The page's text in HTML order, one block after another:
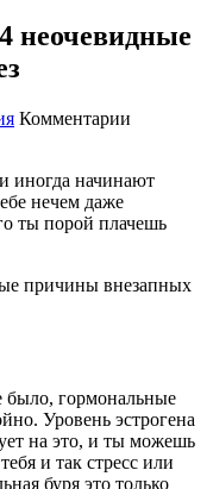
неочевидные
Комментарии
сколько
4
иногда начинают
нечем даже
ты порой плачешь
было, гормональные
Уровень эстрогена
на это, и ты можешь
и так стресс или
буря это только